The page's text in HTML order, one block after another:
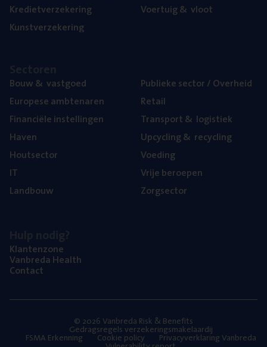
Kre­diet­ver­ze­ke­ring
Kunst­ver­ze­ke­ring
Voer­tuig& vloot
Bouw& vastgoed
Euro­pe­se ambtenaren
Finan­ci­ë­le instellingen
Haven
Hout­sec­tor
IT
Land­bouw
Publie­ke sec­tor / Overheid
Retail
Trans­port& logistiek
Upcy­cling& recycling
Voe­ding
Vrije beroe­pen
Zorg­sec­tor
Klan­ten­zo­ne
Van­b­re­da Health
Con­tact
© 2026 Vanbreda Risk & Benefits
Gedragsregels verzekeringsmakelaardij
FSMA Erkenning Cookie policy Privacyverklaring Vanbreda